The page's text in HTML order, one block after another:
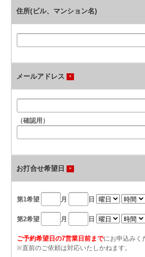
住所(ビル、マンション名)
メールアドレス ＊
（確認用）
お打合せ希望日 ＊
第1希望 月 日
第2希望 月 日
ご予約希望日の7営業日前までにお申込みく
※直前のご依頼は対応いたしかねます。